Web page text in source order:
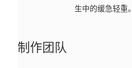
生中的缓急轻重。
制作团队